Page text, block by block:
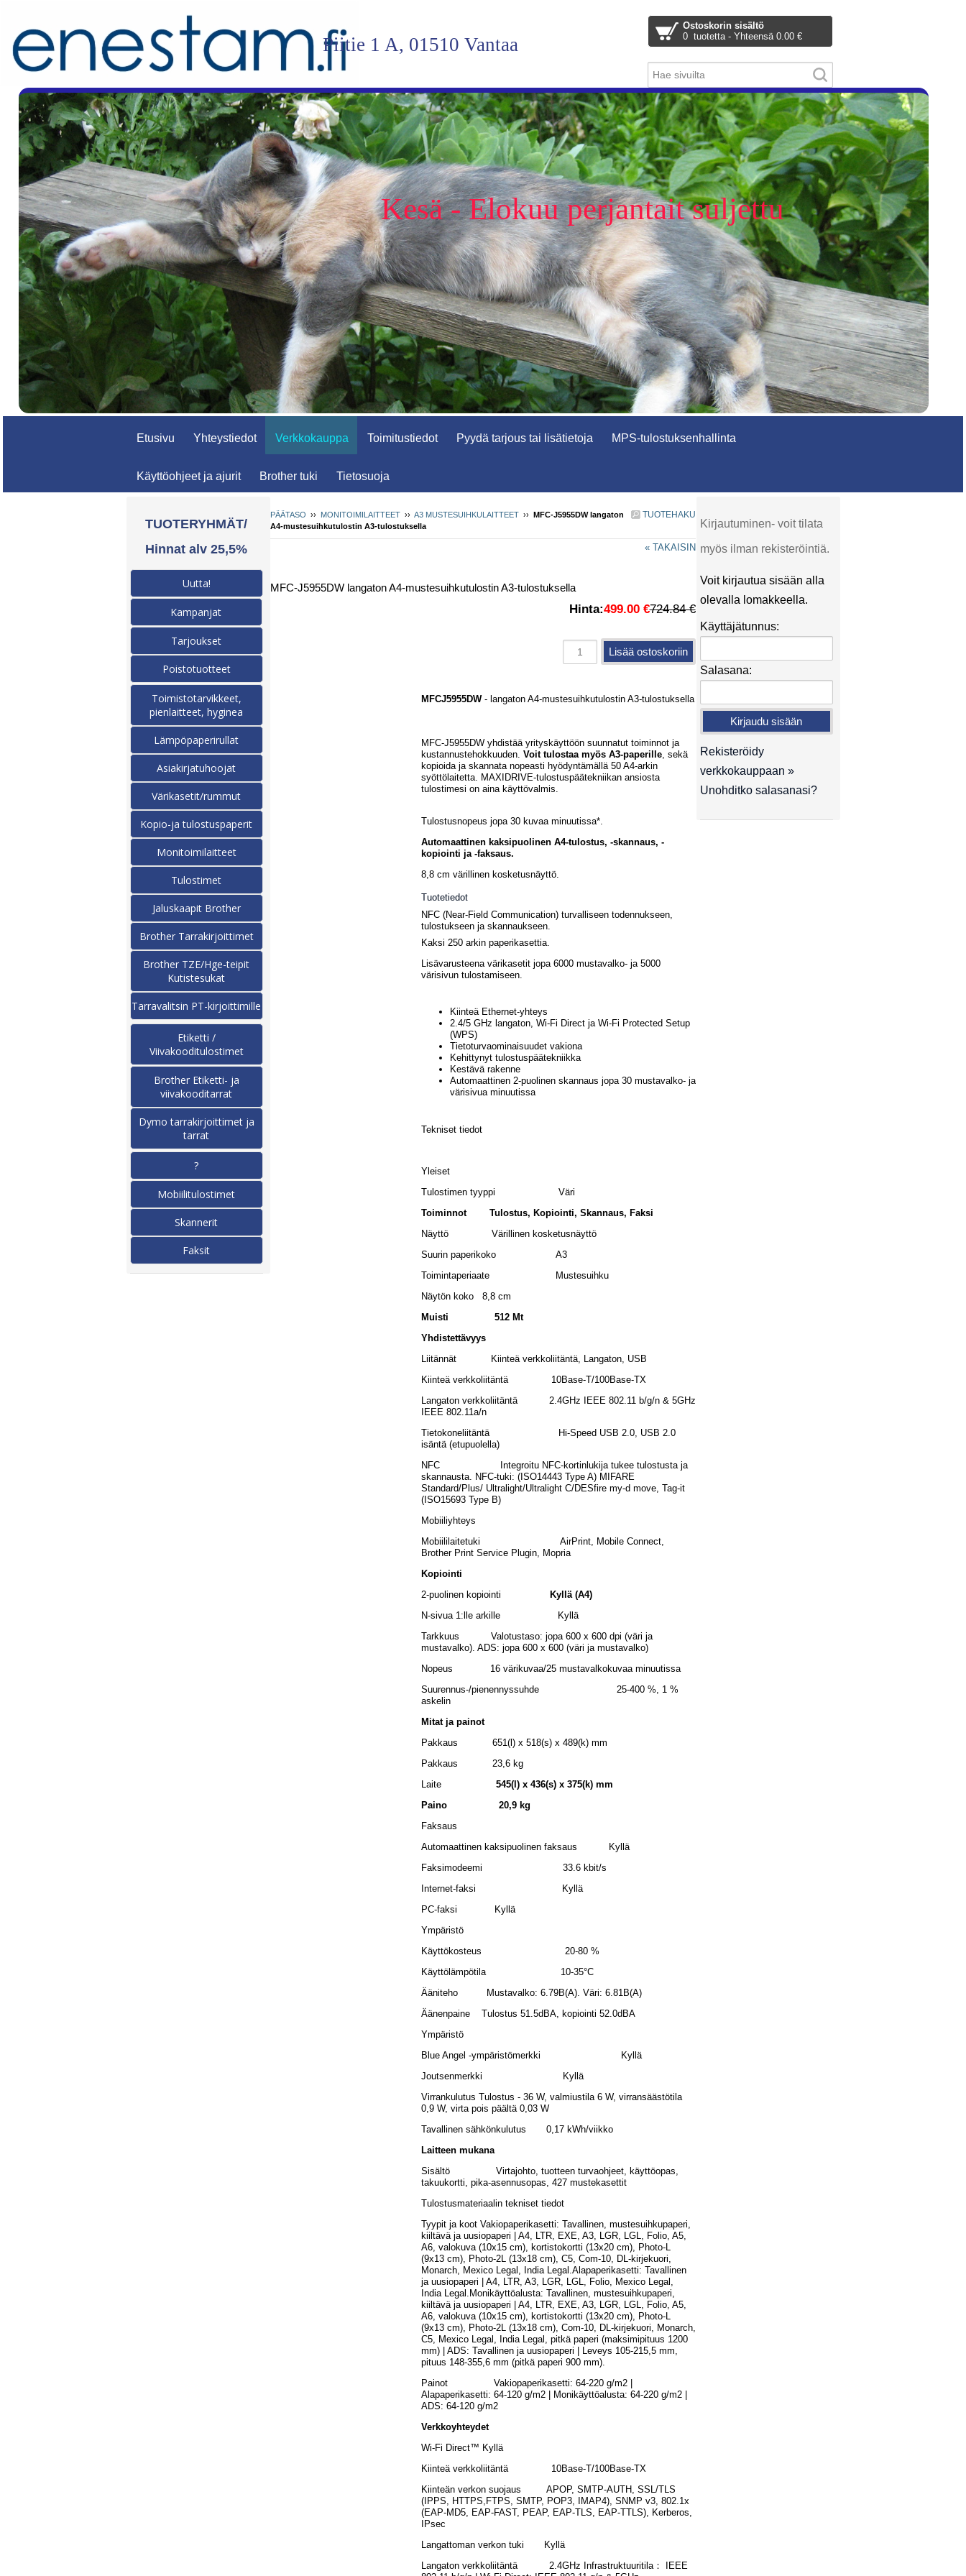
Ostoskorin sisältö
0 tuotetta - Yhteensä 0.00 €
Piitie 1 A, 01510 Vantaa
Kesä - Elokuu perjantait suljettu
Etusivu Yhteystiedot Verkkokauppa Toimitustiedot Pyydä tarjous tai lisätietoja MPS-tulostuksenhallinta
Käyttöohjeet ja ajurit Brother tuki Tietosuoja
TUOTEHAKU
PÄÄTASO ›› MONITOIMILAITTEET›› A3 MUSTESUIHKULAITTEET›› MFC-J5955DW langaton
A4-mustesuihkutulostin A3-tulostuksella
« TAKAISIN
MFC-J5955DW langaton A4-mustesuihkutulostin A3-tulostuksella
Hinta:499.00 €724.84 €
MFCJ5955DW- langaton A4-mustesuihkutulostin A3-tulostuksella
MFC-J5955DW yhdistää yrityskäyttöön suunnatut toiminnot ja
kustannustehokkuuden. Voit tulostaa myös A3-paperille, sekä
kopioida ja skannata nopeasti hyödyntämällä 50 A4-arkin
syöttölaitetta. MAXIDRIVE-tulostuspäätekniikan ansiosta
tulostimesi on aina käyttövalmis.
Tulostusnopeus jopa 30 kuvaa minuutissa*.
Automaattinen kaksipuolinen A4-tulostus, -skannaus, -
kopiointi ja -faksaus.
8,8 cm värillinen kosketusnäyttö.
Tuotetiedot
NFC (Near-Field Communication) turvalliseen todennukseen,
tulostukseen ja skannaukseen.
Kaksi 250 arkin paperikasettia.
Lisävarusteena värikasetit jopa 6000 mustavalko- ja 5000
värisivun tulostamiseen.
Kiinteä Ethernet-yhteys
2.4/5 GHz langaton, Wi-Fi Direct ja Wi-Fi Protected Setup
(WPS)
Tietoturvaominaisuudet vakiona
Kehittynyt tulostuspäätekniikka
Kestävä rakenne
Automaattinen 2-puolinen skannaus jopa 30 mustavalko- ja
värisivua minuutissa
Tekniset tiedot
Yleiset
Tulostimen tyyppi Väri
Toiminnot Tulostus, Kopiointi, Skannaus, Faksi
Näyttö Värillinen kosketusnäyttö
Suurin paperikoko A3
Toimintaperiaate Mustesuihku
Näytön koko 8,8 cm
Muisti 512 Mt
Yhdistettävyys
Liitännät Kiinteä verkkoliitäntä, Langaton, USB
Kiinteä verkkoliitäntä 10Base-T/100Base-TX
Langaton verkkoliitäntä 2.4GHz IEEE 802.11 b/g/n & 5GHz
IEEE 802.11a/n
Tietokoneliitäntä Hi-Speed USB 2.0, USB 2.0
isäntä (etupuolella)
NFC Integroitu NFC-kortinlukija tukee tulostusta ja
skannausta. NFC-tuki: (ISO14443 Type A) MIFARE
Standard/Plus/ Ultralight/Ultralight C/DESfire my-d move, Tag-it
(ISO15693 Type B)
Mobiiliyhteys
Mobiililaitetuki AirPrint, Mobile Connect,
Brother Print Service Plugin, Mopria
Kopiointi
2-puolinen kopiointi
Kyllä (A4)
N-sivua 1:lle arkille Kyllä
Tarkkuus Valotustaso: jopa 600 x 600 dpi (väri ja
mustavalko). ADS: jopa 600 x 600 (väri ja mustavalko)
Nopeus 16 värikuvaa/25 mustavalkokuvaa minuutissa
Suurennus-/pienennyssuhde 25-400 %, 1 %
askelin
Mitat ja painot
Pakkaus 651(l) x 518(s) x 489(k) mm
Pakkaus 23,6 kg
Laite
545(l) x 436(s) x 375(k) mm
Paino 20,9 kg
Faksaus
Automaattinen kaksipuolinen faksaus Kyllä
Faksimodeemi 33.6 kbit/s
Internet-faksi Kyllä
PC-faksi Kyllä
Ympäristö
Käyttökosteus 20-80 %
Käyttölämpötila 10-35°C
Ääniteho Mustavalko: 6.79B(A). Väri: 6.81B(A)
Äänenpaine Tulostus 51.5dBA, kopiointi 52.0dBA
Ympäristö
Blue Angel -ympäristömerkki Kyllä
Joutsenmerkki Kyllä
Virrankulutus Tulostus - 36 W, valmiustila 6 W, virransäästötila
0,9 W, virta pois päältä 0,03 W
Tavallinen sähkönkulutus 0,17 kWh/viikko
Laitteen mukana
Sisältö Virtajohto, tuotteen turvaohjeet, käyttöopas,
takuukortti, pika-asennusopas, 427 mustekasettit
Tulostusmateriaalin tekniset tiedot
Tyypit ja koot Vakiopaperikasetti: Tavallinen, mustesuihkupaperi,
kiiltävä ja uusiopaperi | A4, LTR, EXE, A3, LGR, LGL, Folio, A5,
A6, valokuva (10x15 cm), kortistokortti (13x20 cm), Photo-L
(9x13 cm), Photo-2L (13x18 cm), C5, Com-10, DL-kirjekuori,
Monarch, Mexico Legal, India Legal.Alapaperikasetti: Tavallinen
ja uusiopaperi | A4, LTR, A3, LGR, LGL, Folio, Mexico Legal,
India Legal.Monikäyttöalusta: Tavallinen, mustesuihkupaperi,
kiiltävä ja uusiopaperi | A4, LTR, EXE, A3, LGR, LGL, Folio, A5,
A6, valokuva (10x15 cm), kortistokortti (13x20 cm), Photo-L
(9x13 cm), Photo-2L (13x18 cm), Com-10, DL-kirjekuori, Monarch,
C5, Mexico Legal, India Legal, pitkä paperi (maksimipituus 1200
mm) | ADS: Tavallinen ja uusiopaperi | Leveys 105-215,5 mm,
pituus 148-355,6 mm (pitkä paperi 900 mm).
Painot Vakiopaperikasetti: 64-220 g/m2 |
Alapaperikasetti: 64-120 g/m2 | Monikäyttöalusta: 64-220 g/m2 |
ADS: 64-120 g/m2
Verkkoyhteydet
Wi-Fi Direct™ Kyllä
Kiinteä verkkoliitäntä 10Base-T/100Base-TX
Kiinteän verkon suojaus APOP, SMTP-AUTH, SSL/TLS
(IPPS, HTTPS,FTPS, SMTP, POP3, IMAP4), SNMP v3, 802.1x
(EAP-MD5, EAP-FAST, PEAP, EAP-TLS, EAP-TTLS), Kerberos,
IPsec
Langattoman verkon tuki Kyllä
Langaton verkkoliitäntä 2.4GHz Infrastruktuuritila： IEEE
TUOTERYHMÄT/
Hinnat alv 25,5%
Uutta!
Kampanjat
Tarjoukset
Poistotuotteet
Toimistotarvikkeet,
pienlaitteet, hyginea
Lämpöpaperirullat
Asiakirjatuhoojat
Värikasetit/rummut
Kopio-ja tulostuspaperit
Monitoimilaitteet
Tulostimet
Jaluskaapit Brother
Brother Tarrakirjoittimet
Brother TZE/Hge-teipit
Kutistesukat
Tarravalitsin PT-kirjoittimille
Etiketti /
Viivakooditulostimet
Brother Etiketti- ja
viivakooditarrat
Dymo tarrakirjoittimet ja
tarrat
?
Mobiilitulostimet
Skannerit
Faksit
Kirjautuminen- voit tilata
myös ilman rekisteröintiä.
Voit kirjautua sisään alla
olevalla lomakkeella.
Käyttäjätunnus:
Salasana:
Rekisteröidy
verkkokauppaan »
Unohditko salasanasi?